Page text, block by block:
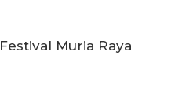
Festival Muria Raya